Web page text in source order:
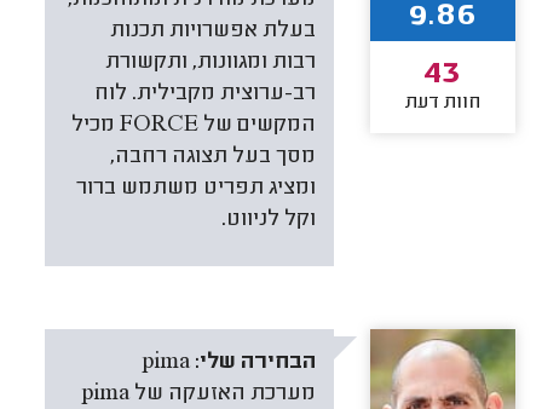
בעלת אפשרויות תכנות
רבות ומגוונות, ותקשורת
רב-ערוצית מקבילית. לוח
המקשים של FORCE מכיל
מסך בעל תצוגה רחבה,
ומציג תפריט משתמש ברור
וקל לניווט.
9.86
43
חוות דעת
הבחירה שלי: pima
מערכת האזעקה של pima